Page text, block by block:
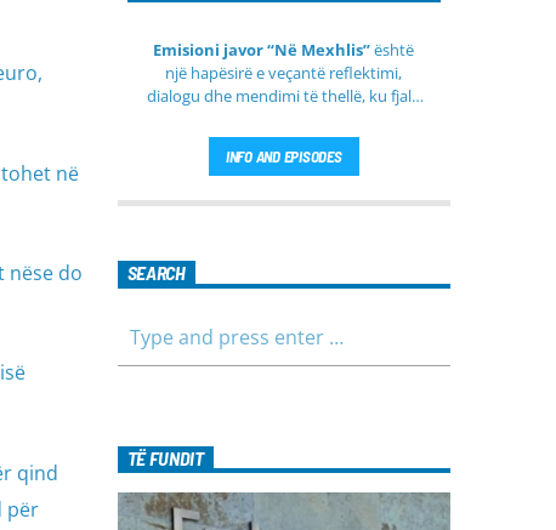
në
nëse do
qind
për
Emisioni javor “Në Mexhlis”është
një hapësirë e veçantë reflektimi,
dialogu dhe mendimi të thellë, ku fjala
kuptim të veçantë. Ky emision
transmetohetdrejtpërdrejt çdo të
formë komunikimi të hapur, të qetë
INFO AND EPISODES
SEARCH
TË FUNDIT